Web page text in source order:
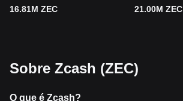
16.81M ZEC
21.00M ZEC
Sobre Zcash (ZEC)
O que é Zcash?